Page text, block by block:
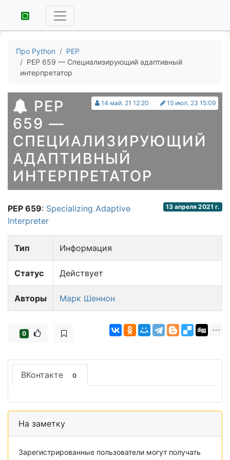
Про Python
PEP
PEP 659 — Специализирующий адаптивный
интерпретатор
14 май. 21 12:20 15 июл. 23 15:09
PEP
659 —
СПЕЦИАЛИЗИРУЮЩИЙ
АДАПТИВНЫЙ
ИНТЕРПРЕТАТОР
13 апреля 2021 г.
PEP 659: Specializing Adaptive
Interpreter
Тип Информация
Статус Действует
Авторы Марк Шеннон
0
ВКонтакте 0
На заметку
Зарегистрированные пользователи могут получать